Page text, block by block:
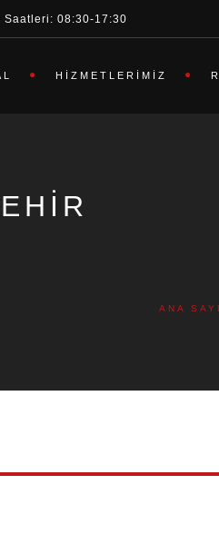
Saatleri: 08:30-17:30
HIZMETLERIMIZ
ANA